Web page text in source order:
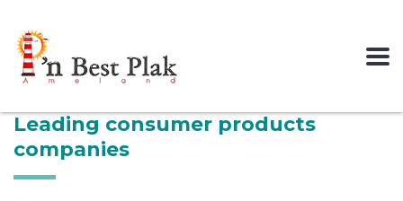
Leading consumer products
companies